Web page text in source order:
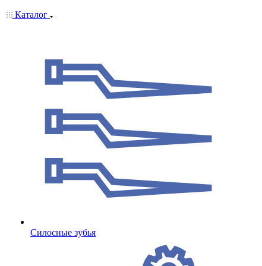
Каталог
Cилосные зубья